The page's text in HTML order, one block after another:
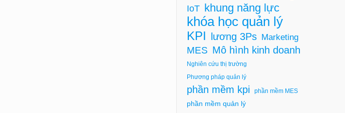
IoT khung năng lực
khóa học quản lý
KPI lương 3Ps Marketing
MES Mô hình kinh doanh
Nghiên cứu thị trường
Phương pháp quản lý
phần mềm kpi phần mềm MES
phần mềm quản lý